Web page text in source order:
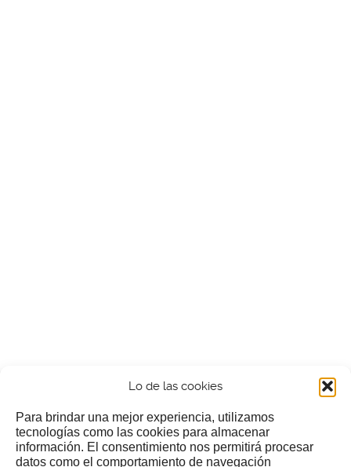
Lo de las cookies
Para brindar una mejor experiencia, utilizamos
tecnologías como las cookies para almacenar
información. El consentimiento nos permitirá procesar
datos como el comportamiento de navegación
¿Nos invitas a un cafecillo?